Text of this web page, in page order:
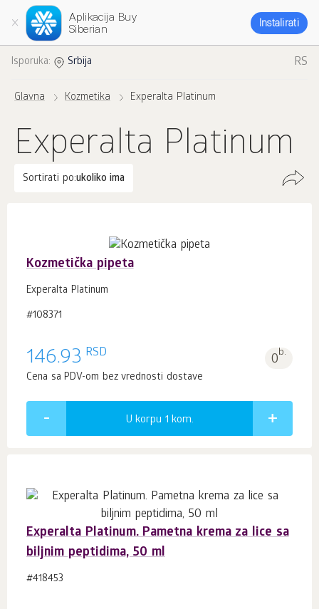
Aplikacija Buy
Siberian
Instalirati
Isporuka: Srbija RS
Glavna Kozmetika Experalta Platinum
Experalta Platinum
Sortirati po:ukoliko ima
Kozmetička pipeta
Experalta Platinum
#108371
146.93 RSD 0b.
Cena sa PDV-om bez vrednosti dostave
U korpu 1 kom.
Experalta Platinum. Pametna krema za lice sa
biljnim peptidima, 50 ml
#418453